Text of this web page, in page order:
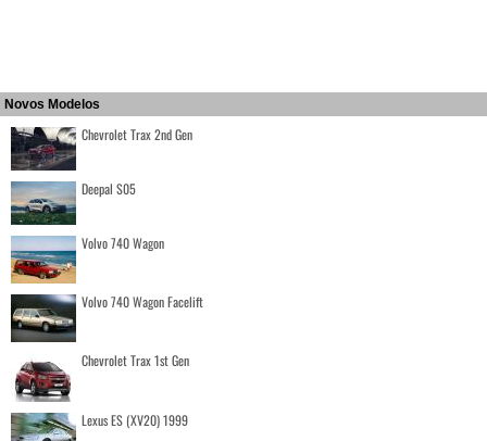
Novos Modelos
Chevrolet Trax 2nd Gen
Deepal S05
Volvo 740 Wagon
Volvo 740 Wagon Facelift
Chevrolet Trax 1st Gen
Lexus ES (XV20) 1999